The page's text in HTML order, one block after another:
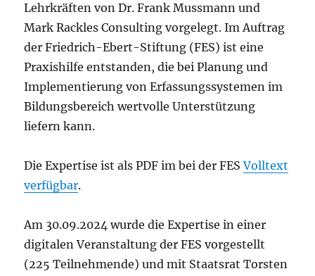
Lehrkräften von Dr. Frank Mussmann und
Mark Rackles Consulting vorgelegt. Im Auftrag
der Friedrich-Ebert-Stiftung (FES) ist eine
Praxishilfe entstanden, die bei Planung und
Implementierung von Erfassungssystemen im
Bildungsbereich wertvolle Unterstützung
liefern kann.
Die Expertise ist als PDF im bei der FESVolltext
verfügbar.
Am 30.09.2024 wurde die Expertise in einer
digitalen Veranstaltung der FES vorgestellt
(225 Teilnehmende) und mit Staatsrat Torsten